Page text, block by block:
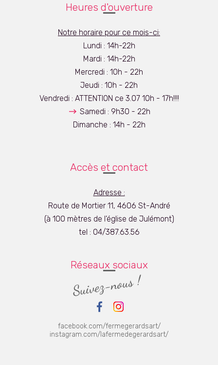
Heures d'ouverture
Notre horaire pour ce mois-ci:
Lundi : 14h-22h
Mardi : 14h-22h
Mercredi : 10h - 22h
Jeudi : 10h - 22h
Vendredi : ATTENTION ce 3.07 10h - 17h!!!!
Samedi : 9h30 - 22h
Dimanche : 14h - 22h
Accès et contact
Adresse :
Route de Mortier 11, 4606 St-André
(à 100 mètres de l'église de Julémont)
tel : 04/387.63.56
Réseaux sociaux
facebook.com/fermegerardsart/
instagram.com/lafermedegerardsart/